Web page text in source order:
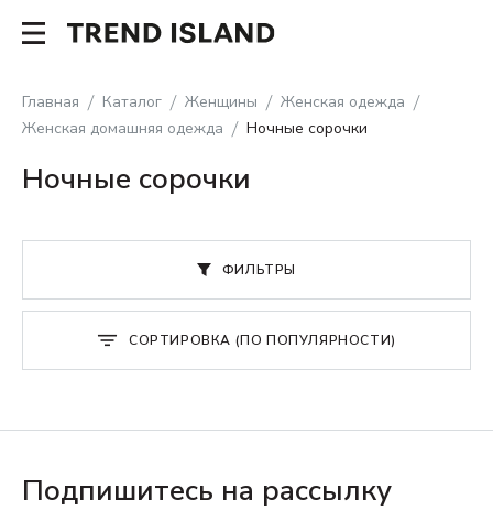
Главная Каталог Женщины
Женская одежда
Женская домашняя одежда
Ночные сорочки
Ночные сорочки
ФИЛЬТРЫ
СОРТИРОВКА (ПО ПОПУЛЯРНОСТИ)
Подпишитесь на рассылку